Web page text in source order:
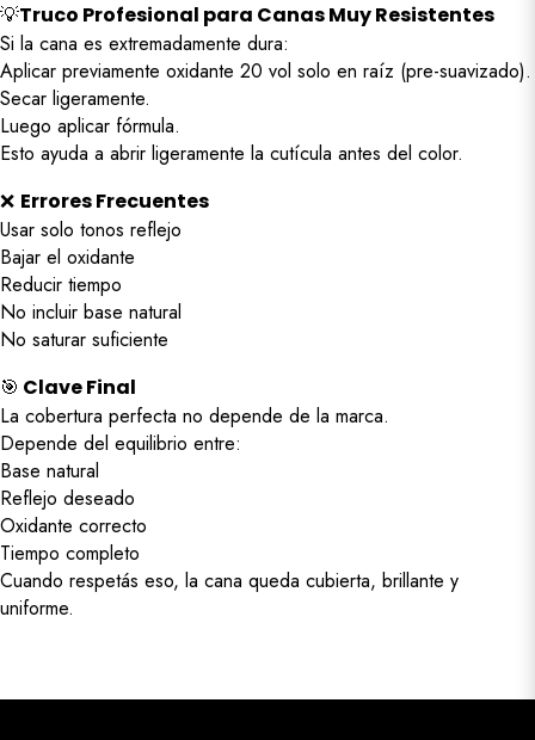
💡Truco Profesional para Canas Muy Resistentes
Si la cana es extremadamente dura:
Aplicar previamente oxidante 20 vol solo en raíz (pre-suavizado).
Secar ligeramente.
Luego aplicar fórmula.
Esto ayuda a abrir ligeramente la cutícula antes del color.
❌ Errores Frecuentes
Usar solo tonos reflejo
Bajar el oxidante
Reducir tiempo
No incluir base natural
No saturar suficiente
🎯 Clave Final
La cobertura perfecta no depende de la marca.
Depende del equilibrio entre:
Base natural
Reflejo deseado
Oxidante correcto
Tiempo completo
Cuando respetás eso, la cana queda cubierta, brillante y
uniforme.